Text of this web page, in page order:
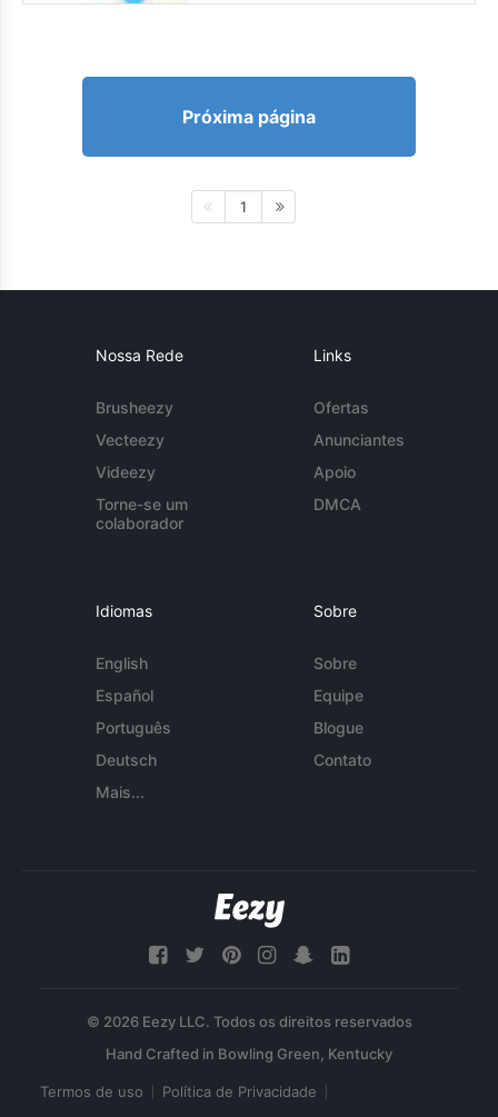
Próxima página
1
Nossa Rede
Brusheezy
Vecteezy
Videezy
Torne-se um
colaborador
Links
Ofertas
Anunciantes
Apoio
DMCA
Idiomas
English
Español
Português
Deutsch
Mais...
Sobre
Sobre
Equipe
Blogue
Contato
© 2026 Eezy LLC. Todos os direitos reservados
Termos de uso Política de Privacidade